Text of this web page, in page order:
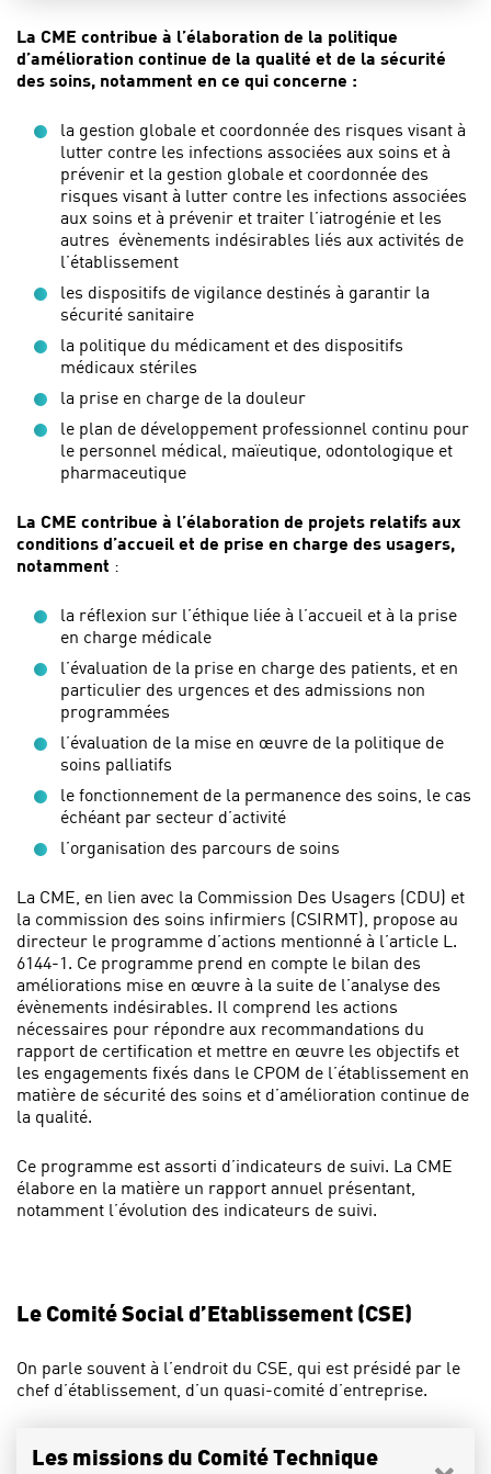
La CME contribue à l’élaboration de la politique
d’amélioration continue de la qualité et de la sécurité
des soins, notamment en ce qui concerne :
la gestion globale et coordonnée des risques visant à
lutter contre les infections associées aux soins et à
prévenir et la gestion globale et coordonnée des
risques visant à lutter contre les infections associées
aux soins et à prévenir et traiter l’iatrogénie et les
autres évènements indésirables liés aux activités de
l’établissement
les dispositifs de vigilance destinés à garantir la
sécurité sanitaire
la politique du médicament et des dispositifs
médicaux stériles
la prise en charge de la douleur
le plan de développement professionnel continu pour
le personnel médical, maïeutique, odontologique et
pharmaceutique
La CME contribue à l’élaboration de projets relatifs aux
conditions d’accueil et de prise en charge des usagers,
notamment :
la réflexion sur l’éthique liée à l’accueil et à la prise
en charge médicale
l’évaluation de la prise en charge des patients, et en
particulier des urgences et des admissions non
programmées
l’évaluation de la mise en œuvre de la politique de
soins palliatifs
le fonctionnement de la permanence des soins, le cas
échéant par secteur d’activité
l’organisation des parcours de soins
La CME, en lien avec la Commission Des Usagers (CDU) et
la commission des soins infirmiers (CSIRMT), propose au
directeur le programme d’actions mentionné à l’article L.
6144-1. Ce programme prend en compte le bilan des
améliorations mise en œuvre à la suite de l’analyse des
évènements indésirables. Il comprend les actions
nécessaires pour répondre aux recommandations du
rapport de certification et mettre en œuvre les objectifs et
les engagements fixés dans le CPOM de l’établissement en
matière de sécurité des soins et d’amélioration continue de
la qualité.
Ce programme est assorti d’indicateurs de suivi. La CME
élabore en la matière un rapport annuel présentant,
notamment l’évolution des indicateurs de suivi.
Le Comité Social d’Etablissement (CSE)
On parle souvent à l’endroit du CSE, qui est présidé par le
chef d’établissement, d’un quasi-comité d’entreprise.
Les missions du Comité Technique